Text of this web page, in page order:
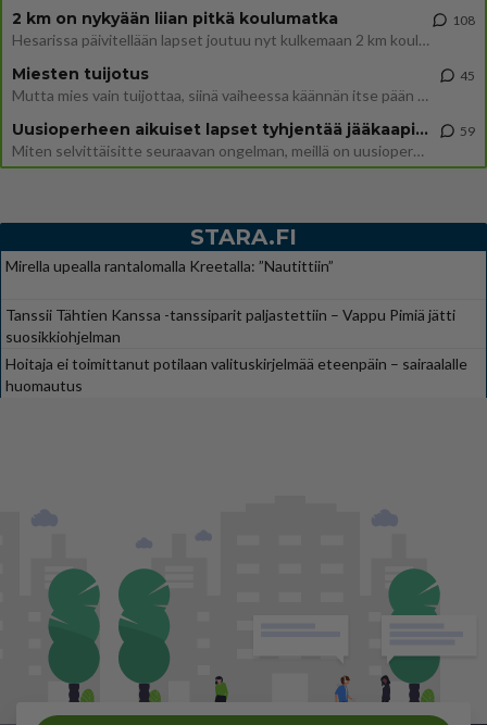
2 km on nykyään liian pitkä koulumatka
Hesarissa päivitellään lapset joutuu nyt kulkemaan 2 km kouluun jösses. Ruostefillarilla tuo matka menee vaikka miten äk
108
Miesten tuijotus
Mutta mies vain tuijottaa, siinä vaiheessa käännän itse pään pois. Mikä juttu? Yleensä jos joku tuijottaa tai katsoo, hä
45
Uusioperheen aikuiset lapset tyhjentää jääkaapin käydessään
Miten selvittäisitte seuraavan ongelman, meillä on uusioperhe, minulla teini-ikäiset lapset ja puolisolla aikuiset, jotk
59
STARA.FI
Mirella upealla rantalomalla Kreetalla: ”Nautittiin”
Tanssii Tähtien Kanssa -tanssiparit paljastettiin – Vappu Pimiä jätti
suosikkiohjelman
Hoitaja ei toimittanut potilaan valituskirjelmää eteenpäin – sairaalalle
huomautus